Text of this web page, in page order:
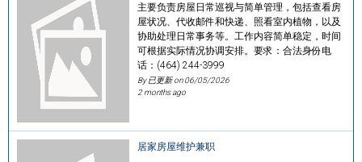
主要负责房屋日常巡视与简单管理，包括查看房
屋状况、代收邮件和快递、照看室内植物，以及
协助处理日常事务等。工作内容简单稳定，时间
可根据实际情况协调安排。要求：合法身份电
话：(464) 244-3999
By 已更新 on06/05/2026
2 months ago
居家房屋维护兼职